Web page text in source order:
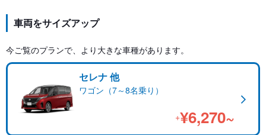
車両をサイズアップ
今ご覧のプランで、より大きな車種があります。
セレナ 他
ワゴン（7～8名乗り）
+¥6,270~